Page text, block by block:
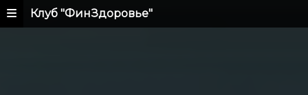
Клуб "ФинЗдоровье"